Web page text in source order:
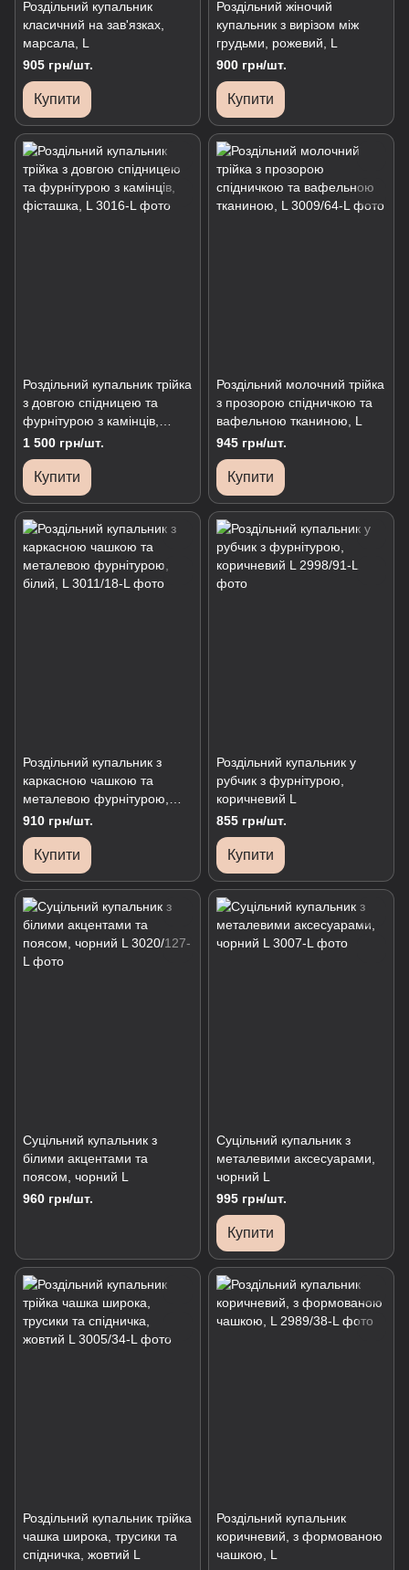
Роздільний купальник
класичний на зав'язках,
марсала, L
905 грн/шт.
Купити
Роздільний жіночий
купальник з вирізом між
грудьми, рожевий, L
900 грн/шт.
Купити
Роздільний купальник трійка
з довгою спідницею та
фурнітурою з камінців,
фісташка, L
1 500 грн/шт.
Купити
Роздільний молочний трійка
з прозорою спідничкою та
вафельною тканиною, L
945 грн/шт.
Купити
Роздільний купальник з
каркасною чашкою та
металевою фурнітурою,
білий, L
910 грн/шт.
Купити
Роздільний купальник у
рубчик з фурнітурою,
коричневий L
855 грн/шт.
Купити
Суцільний купальник з
білими акцентами та
поясом, чорний L
960 грн/шт.
Суцільний купальник з
металевими аксесуарами,
чорний L
995 грн/шт.
Купити
Роздільний купальник трійка
чашка широка, трусики та
спідничка, жовтий L
Роздільний купальник
коричневий, з формованою
чашкою, L